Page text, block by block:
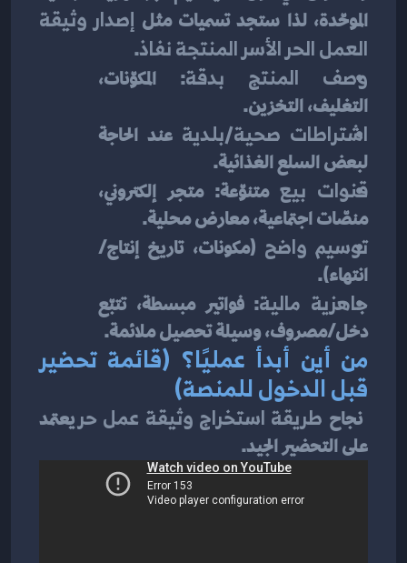
الموحّدة، لذا ستجد تسميات مثل
العمل الحر الأسر المنتجة نفاذ.
وصف المنتج بدقة
التغليف، التخزين.
اشتراطات صحية/بلدية عند الحاجة
لبعض السلع الغذائية.
قنوات بيع
منصّات اجتماعية، معارض محلية.
توسيم واضح (مكونات، تاريخ إنتاج/
انتهاء).
جاهزية مالية : فواتير مبسطة، تتبّع
دخل/مصروف، وسيلة تحصيل ملائمة.
من أين أبدأ عمليًا؟ (قائمة تحضير
قبل الدخول للمنصة)
نجاح طريقة استخراج وثيقة عمل حر
على التحضير الجيد.